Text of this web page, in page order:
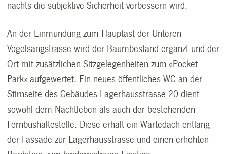
nachts die subjektive Sicherheit verbessern wird.
An der Einmündung zum Hauptast der Unteren
Vogelsangstrasse wird der Baumbestand ergänzt und der
Ort mit zusätzlichen Sitzgelegenheiten zum «Pocket-
Park» aufgewertet. Ein neues öffentliches WC an der
Stirnseite des Gebäudes Lagerhausstrasse 20 dient
sowohl dem Nachtleben als auch der bestehenden
Fernbushaltestelle. Diese erhält ein Wartedach entlang
der Fassade zur Lagerhausstrasse und einen erhöhten